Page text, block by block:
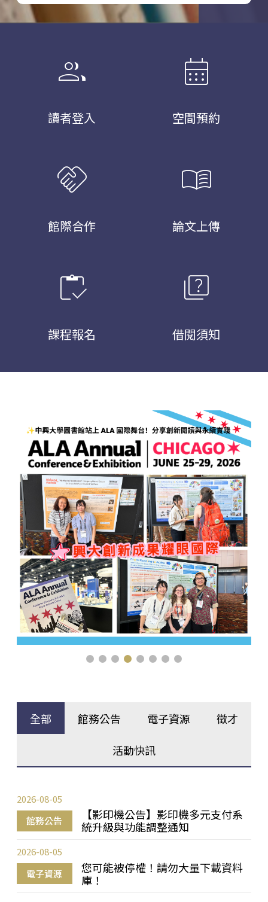
group
讀者登入
calendar_month
空間預約
handshake
館際合作
menu_book
論文上傳
inventory
課程報名
quiz
借閱須知
全部 館務公告 電子資源 徵才
活動快訊
館務公告
【影印機公告】影印機多元支付系
統升級與功能調整通知
2026-08-05
電子資源
您可能被停權！請勿大量下載資料
庫！
2026-08-05